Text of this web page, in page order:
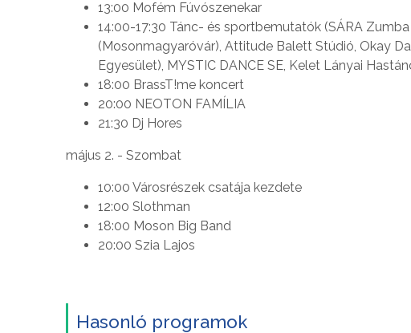
13:00 Mofém Fúvószenekar
14:00-17:30 Tánc- és sportbemutatók (SÁRA
(Mosonmagyaróvár), Attitude Balett Stúdió, Okay
Egyesület), MYSTIC DANCE SE, Kelet Lányai
18:00 BrassT!me koncert
20:00 NEOTON FAMÍLIA
21:30 Dj Hores
május 2. - Szombat
10:00 Városrészek csatája kezdete
12:00 Slothman
18:00 Moson Big Band
20:00 Szia Lajos
Hasonló programok